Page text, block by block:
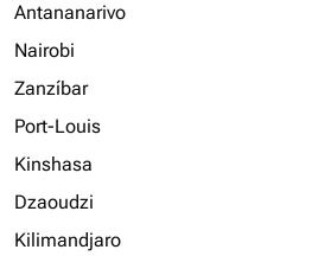
Antananarivo
Nairobi
Zanzíbar
Port-Louis
Kinshasa
Dzaoudzi
Kilimandjaro